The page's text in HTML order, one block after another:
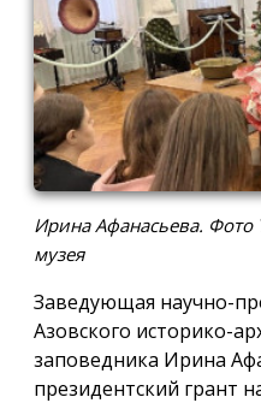
Ирина Афанасьева. Фото
музея
Заведующая научно-
Азовского историко-
заповедника Ирина
президентский грант